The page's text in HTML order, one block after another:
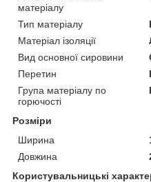
матеріалу
Тип матеріалу
Матеріал ізоляції
Вид основної сировини
Перетин
Група матеріалу по
горючості
Розміри
Ширина
Довжина
Користувальницькі